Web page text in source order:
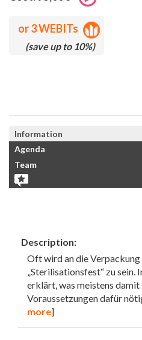
or3 WEBITs
(save up to 10%)
Information
Agenda
Team
Description:
Oft wird an die
„Sterilisationsfest“ zu
erklärt, was meistens
Voraussetzungen dafür
more]